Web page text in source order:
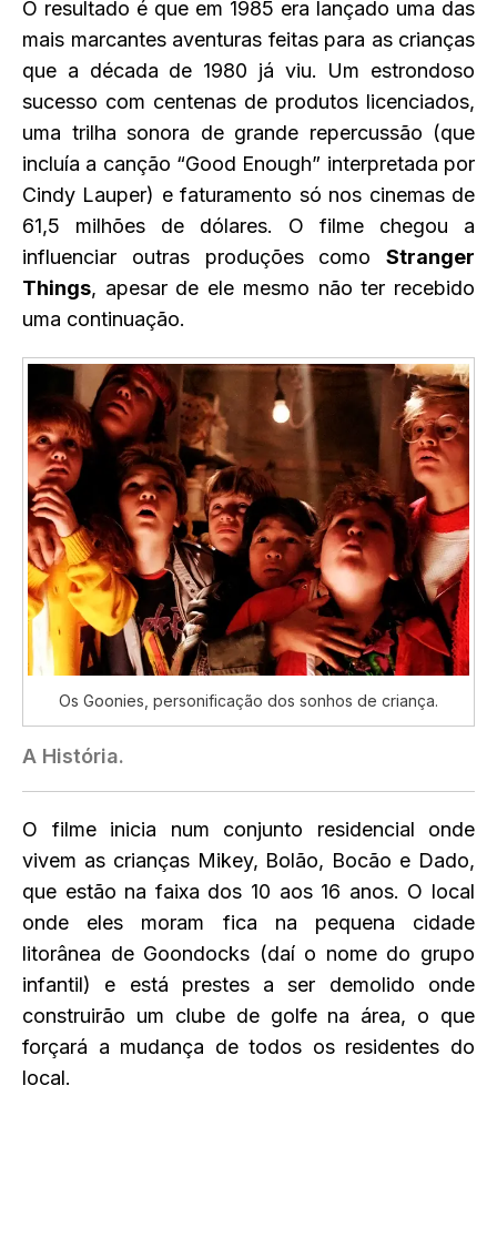
O resultado é que em 1985 era lançado uma das
mais marcantes aventuras feitas para as crianças
que a década de 1980 já viu. Um estrondoso
sucesso com centenas de produtos licenciados,
uma trilha sonora de grande repercussão (que
incluía a canção “Good Enough” interpretada por
Cindy Lauper) e faturamento só nos cinemas de
61,5 milhões de dólares. O filme chegou a
influenciar outras produções como Stranger
Things, apesar de ele mesmo não ter recebido
uma continuação.
Os Goonies, personificação dos sonhos de criança.
A História.
O filme inicia num conjunto residencial onde
vivem as crianças Mikey, Bolão, Bocão e Dado,
que estão na faixa dos 10 aos 16 anos. O local
onde eles moram fica na pequena cidade
litorânea de Goondocks (daí o nome do grupo
infantil) e está prestes a ser demolido onde
construirão um clube de golfe na área, o que
forçará a mudança de todos os residentes do
local.